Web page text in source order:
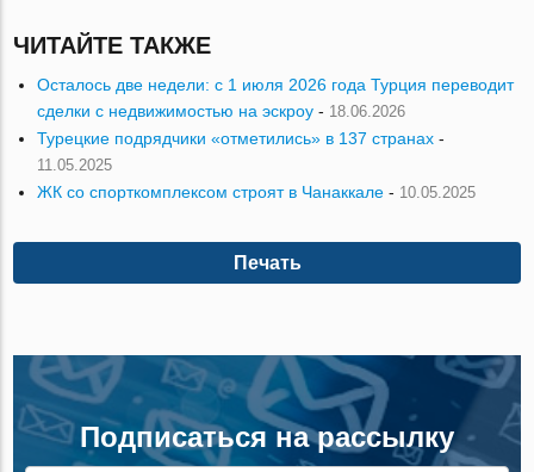
ЧИТАЙТЕ ТАКЖЕ
Осталось две недели: с 1 июля 2026 года Турция переводит
сделки с недвижимостью на эскроу - 18.06.2026
Турецкие подрядчики «отметились» в 137 странах -
11.05.2025
ЖК со спорткомплексом строят в Чанаккале - 10.05.2025
Печать
Подписаться на рассылку